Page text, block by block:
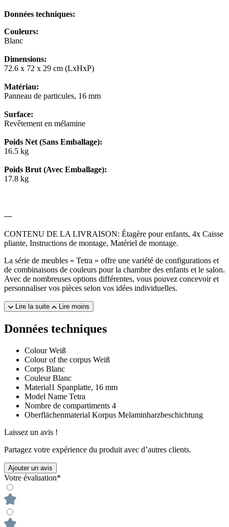
Données techniques:
Couleurs:
Blanc
Dimensions:
72.6 x 72 x 29 cm (LxHxP)
Matériau:
Panneau de particules, 16 mm
Surface:
Revêtement en mélamine
Poids Net (Sans Emballage):
16.5 kg
Poids Brut (Avec Emballage):
17.8 kg
---
CONTENU DE LA LIVRAISON: Étagère pour enfants, 4x Caisse
pliante, Instructions de montage, Matériel de montage.
La série de meubles « Tetra » offre une variété de configurations et
de combinaisons de couleurs pour la chambre des enfants et le salon.
Avec de nombreuses options différentes, vous pouvez concevoir et
personnaliser vos pièces selon vos idées individuelles.
Lire la suite Lire moins
Données techniques
Colour Weiß
Colour of the corpus Weiß
Corps Blanc
Couleur Blanc
Material1 Spanplatte, 16 mm
Model Name Tetra
Nombre de compartiments 4
Oberflächenmaterial Korpus Melaminharzbeschichtung
Laissez un avis !
Partagez votre expérience du produit avec d’autres clients.
Ajouter un avis
Votre évaluation*